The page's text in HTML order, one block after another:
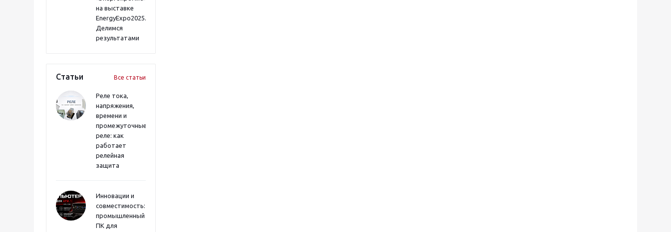
на выставке
EnergyExpo2025.
Делимся
результатами
Статьи Все статьи
Реле тока,
напряжения,
времени и
промежуточные
реле: как
работает
релейная
защита
Инновации и
совместимость:
промышленный
ПК для